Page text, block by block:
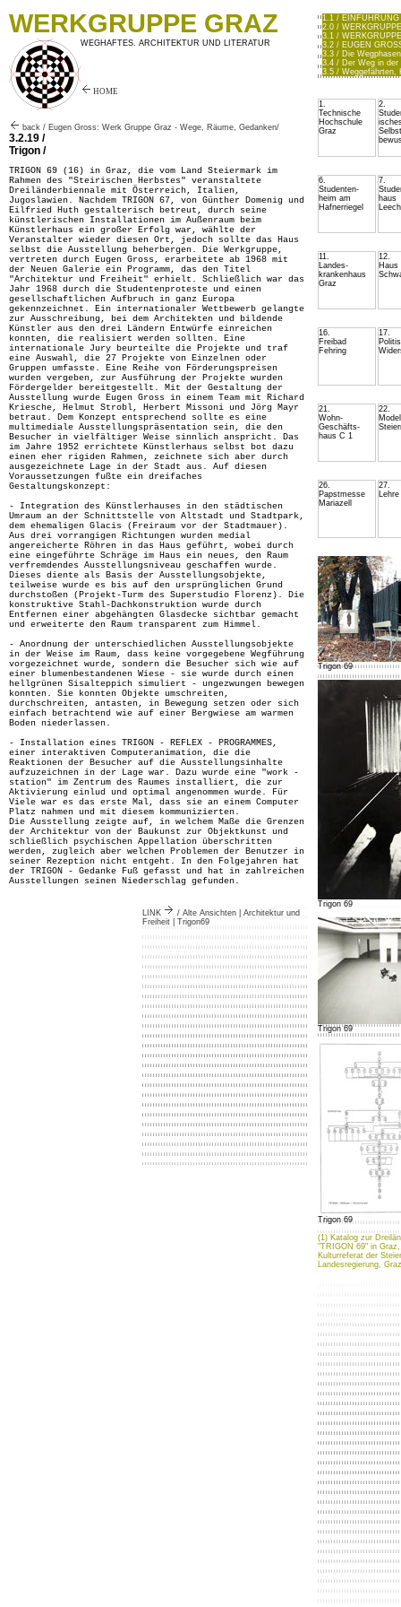
WERKGRUPPE GRAZ
WEGHAFTES. ARCHITEKTUR UND LITERATUR
HOME
back / Eugen Gross: Werk Gruppe Graz - Wege, Räume, Gedanken/
3.2.19 /
Trigon /
TRIGON 69 (16) in Graz, die vom Land Steiermark im
Rahmen des "Steirischen Herbstes" veranstaltete
Dreiländerbiennale mit Österreich, Italien,
Jugoslawien. Nachdem TRIGON 67, von Günther Domenig und
Eilfried Huth gestalterisch betreut, durch seine
künstlerischen Installationen im Außenraum beim
Künstlerhaus ein großer Erfolg war, wählte der
Veranstalter wieder diesen Ort, jedoch sollte das Haus
selbst die Ausstellung beherbergen. Die Werkgruppe,
vertreten durch Eugen Gross, erarbeitete ab 1968 mit
der Neuen Galerie ein Programm, das den Titel
"Architektur und Freiheit" erhielt. Schließlich war das
Jahr 1968 durch die Studentenproteste und einen
gesellschaftlichen Aufbruch in ganz Europa
gekennzeichnet. Ein internationaler Wettbewerb gelangte
zur Ausschreibung, bei dem Architekten und bildende
Künstler aus den drei Ländern Entwürfe einreichen
konnten, die realisiert werden sollten. Eine
internationale Jury beurteilte die Projekte und traf
eine Auswahl, die 27 Projekte von Einzelnen oder
Gruppen umfasste. Eine Reihe von Förderungspreisen
wurden vergeben, zur Ausführung der Projekte wurden
Fördergelder bereitgestellt. Mit der Gestaltung der
Ausstellung wurde Eugen Gross in einem Team mit Richard
Kriesche, Helmut Strobl, Herbert Missoni und Jörg Mayr
betraut. Dem Konzept entsprechend sollte es eine
multimediale Ausstellungspräsentation sein, die den
Besucher in vielfältiger Weise sinnlich anspricht. Das
im Jahre 1952 errichtete Künstlerhaus selbst bot dazu
einen eher rigiden Rahmen, zeichnete sich aber durch
ausgezeichnete Lage in der Stadt aus. Auf diesen
Voraussetzungen fußte ein dreifaches
Gestaltungskonzept:
- Integration des Künstlerhauses in den städtischen
Umraum an der Schnittstelle von Altstadt und Stadtpark,
dem ehemaligen Glacis (Freiraum vor der Stadtmauer).
Aus drei vorrangigen Richtungen wurden medial
angereicherte Röhren in das Haus geführt, wobei durch
eine eingeführte Schräge im Haus ein neues, den Raum
verfremdendes Ausstellungsniveau geschaffen wurde.
Dieses diente als Basis der Ausstellungsobjekte,
teilweise wurde es bis auf den ursprünglichen Grund
durchstoßen (Projekt-Turm des Superstudio Florenz). Die
konstruktive Stahl-Dachkonstruktion wurde durch
Entfernen einer abgehängten Glasdecke sichtbar gemacht
und erweiterte den Raum transparent zum Himmel.
- Anordnung der unterschiedlichen Ausstellungsobjekte
in der Weise im Raum, dass keine vorgegebene Wegführung
vorgezeichnet wurde, sondern die Besucher sich wie auf
einer blumenbestandenen Wiese - sie wurde durch einen
hellgrünen Sisalteppich simuliert - ungezwungen bewegen
konnten. Sie konnten Objekte umschreiten,
durchschreiten, antasten, in Bewegung setzen oder sich
einfach betrachtend wie auf einer Bergwiese am warmen
Boden niederlassen.
- Installation eines TRIGON - REFLEX - PROGRAMMES,
einer interaktiven Computeranimation, die die
Reaktionen der Besucher auf die Ausstellungsinhalte
aufzuzeichnen in der Lage war. Dazu wurde eine "work -
station" im Zentrum des Raumes installiert, die zur
Aktivierung einlud und optimal angenommen wurde. Für
Viele war es das erste Mal, dass sie an einem Computer
Platz nahmen und mit diesem kommunizierten.
Die Ausstellung zeigte auf, in welchem Maße die Grenzen
der Architektur von der Baukunst zur Objektkunst und
schließlich psychischen Appellation überschritten
werden, zugleich aber welchen Problemen der Benutzer in
seiner Rezeption nicht entgeht. In den Folgejahren hat
der TRIGON - Gedanke Fuß gefasst und hat in zahlreichen
Ausstellungen seinen Niederschlag gefunden.
LINK
/ Alte Ansichten | Architektur und
Freiheit | Trigon69
1.1 /
2.0 /
3.1 /
3.2 / EUGEN
3.3 / Die
3.4 / Der Weg in der
3.5 / Weggefährten,
1.
Technische
Hochschule
Graz
2.
6.
Studenten-
heim am
Hafnerriegel
7.
haus
11.
Landes-
krankenhaus
Graz
12.
Haus
16.
Freibad
Fehring
17.
21.
Wohn-
Geschäfts-
haus C 1
22.
26.
Papstmesse
Mariazell
27.
Lehre
Trigon 69
Trigon 69
Trigon 69
Trigon 69
(1) Katalog zur
"TRIGON 69" in
Kulturreferat der
Landesregierung,